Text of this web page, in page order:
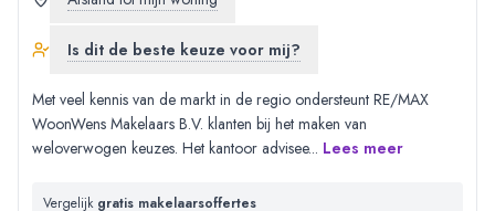
Is dit de beste keuze voor mij?
Met veel kennis van de markt in de regio ondersteunt RE/MAX
WoonWens Makelaars B.V. klanten bij het maken van
weloverwogen keuzes. Het kantoor advisee... Lees meer
Vergelijk gratis makelaarsoffertes